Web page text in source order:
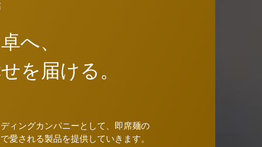
へ、
を届ける。
ィングカンパニーとして、即席麺の
愛される製品を提供していきます。